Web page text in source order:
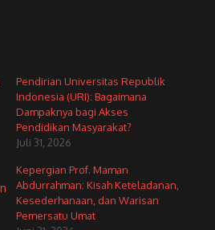
Pendirian Universitas Republik
Indonesia (URI): Bagaimana
Dampaknya bagi Akses
Pendidikan Masyarakat?
Juli 31, 2026
Kepergian Prof. Maman
Abdurrahman: Kisah Keteladanan,
Kesederhanaan, dan Warisan
Pemersatu Umat